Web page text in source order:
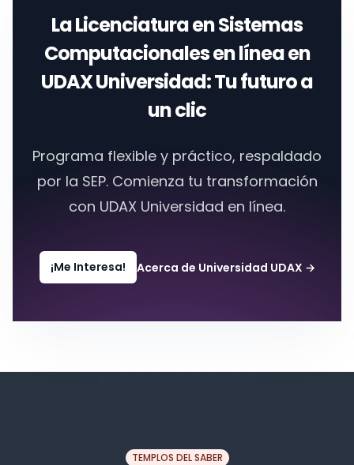
LaLicenciatura en Sistemas
Computacionales en líneaen
UDAX Universidad: Tu futuro a
un clic
Programa flexible y práctico, respaldado
por la SEP. Comienza tu transformación
con UDAX Universidad en línea.
¡Me Interesa! Acerca de Universidad UDAX →
TEMPLOS DEL SABER